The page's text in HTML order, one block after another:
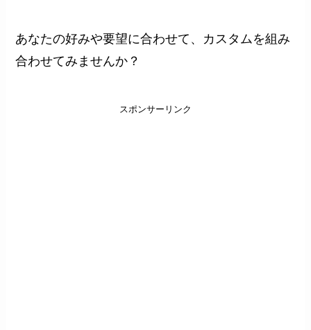
あなたの好みや要望に合わせて、カスタムを組み
合わせてみませんか？
スポンサーリンク